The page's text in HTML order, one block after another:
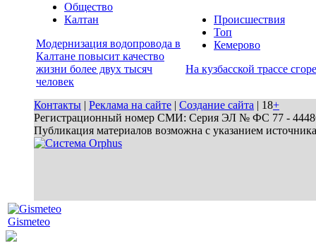
Общество
Калтан
Модернизация водопровода в
Калтане повысит качество
жизни более двух тысяч
человек
Происшествия
Топ
Кемерово
На кузбасской трассе
Контакты | Реклама на сайте | Создание сайта | 18+
Регистрационный номер СМИ: Серия ЭЛ № ФС 77 - 44486
Публикация материалов возможна с указанием
Gismeteo